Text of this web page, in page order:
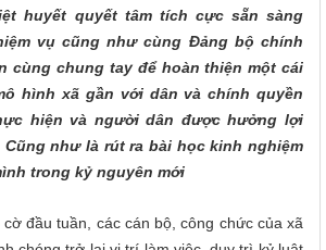
huyết quyết tâm tích cực sẵn sàng
vụ cũng như cùng Đảng bộ chính
cùng chung tay để hoàn thiện một cái
hình xã gần với dân và chính quyền
hiện và người dân được hưởng lợi
như là rút ra bài học kinh nghiệm
trong kỷ nguyên mới
cờ đầu tuần, các cán bộ, công chức của xã